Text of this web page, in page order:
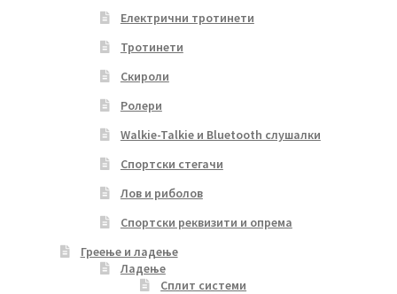
Електрични тротинети
Тротинети
Скироли
Ролери
Walkie-Talkie и Bluetooth слушалки
Спортски стегачи
Лов и риболов
Спортски реквизити и опрема
Греење и ладење
Ладење
Сплит системи